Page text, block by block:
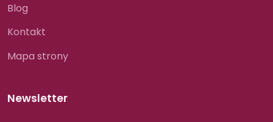
Blog
Kontakt
Mapa strony
Newsletter